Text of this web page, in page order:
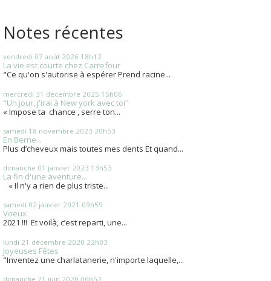
Notes récentes
vendredi 07 août 2026 18h12
La vie est courte chez Carrefour
"Ce qu'on s'autorise à espérer Prend racine...
mercredi 31 décembre 2025 15h06
"Un jour, j'irai à New york avec toi"
« Impose ta chance , serre ton...
samedi 18 novembre 2023 20h53
En Berne...
Plus d’cheveux mais toutes mes dents Et quand...
dimanche 01 janvier 2023 13h53
La fin d'une aventure...
« Il n'y a rien de plus triste...
samedi 02 janvier 2021 09h59
Voeux
2021 !!! Et voilà, c’est reparti, une...
lundi 21 décembre 2020 22h03
Joyeuses Fêtes
"Inventez une charlatanerie, n'importe laquelle,...
dimanche 21 juin 2020 06h52